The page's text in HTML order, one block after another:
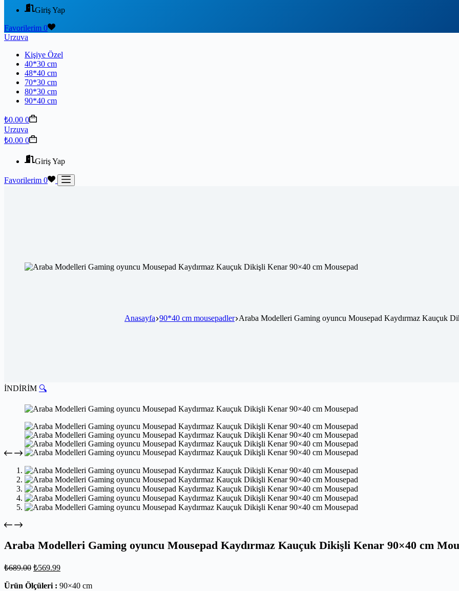
Giriş Yap
Favorilerim 0
Urzuva
Kişiye Özel
40*30 cm
48*40 cm
70*30 cm
80*30 cm
90*40 cm
₺0.00 0
Urzuva
₺0.00 0
Giriş Yap
Favorilerim 0
Anasayfa 90*40 cm mousepadler Araba Modelleri Gaming oyuncu Mousepad Kaydırmaz Kauçuk
İNDİRİM 🔍
Araba Modelleri Gaming oyuncu Mousepad Kaydırmaz Kauçuk Dikişli Kenar 90×40 cm
₺689.00 ₺569.99
Ürün Ölçüleri : 90×40 cm